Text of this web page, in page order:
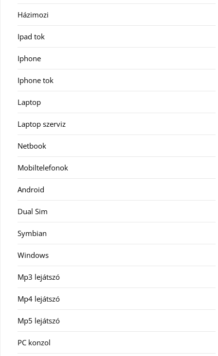
Házimozi
Ipad tok
Iphone
Iphone tok
Laptop
Laptop szerviz
Netbook
Mobiltelefonok
Android
Dual Sim
Symbian
Windows
Mp3 lejátszó
Mp4 lejátszó
Mp5 lejátszó
PC konzol